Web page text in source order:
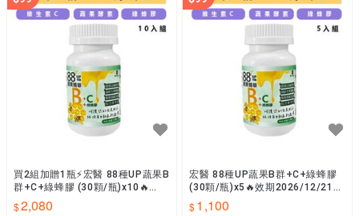
買2組加贈1瓶⚡宏醫 88種UP蔬果B
群+C+綠蜂膠 (30顆/瓶)x10🔥
【大金宏醫】原廠貨📣隨貨附發票
2,080
宏醫 88種UP蔬果B群+C+綠蜂膠
(30顆/瓶)x5🔥效期2026/12/21🔥
【大金宏醫】原廠貨📣隨貨附發票
1,100